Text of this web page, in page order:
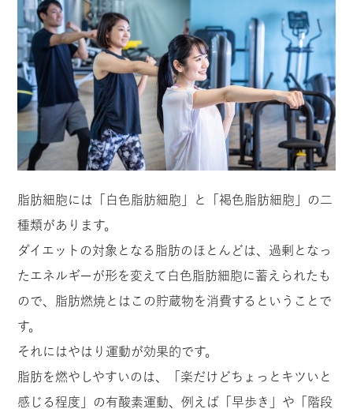
脂肪細胞には「白色脂肪細胞」と「褐色脂肪細胞」の二
種類があります。
ダイエットの対象となる脂肪のほとんどは、過剰となっ
たエネルギーが形を変えて白色脂肪細胞に蓄えられたも
ので、脂肪燃焼とはこの貯蔵物を消費するということで
す。
それにはやはり運動が効果的です。
脂肪を燃やしやすいのは、「楽だけどちょっとキツいと
感じる程度」の有酸素運動、例えば「早歩き」や「階段